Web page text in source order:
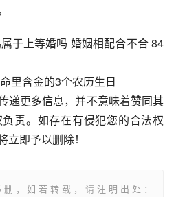
于上等婚吗 婚姻相配合不合 84
里含金的3个农历生日
递更多信息，并不意味着赞同其
责。如存在有侵犯您的合法权
即予以删除！
，如若转载，请注明出处：